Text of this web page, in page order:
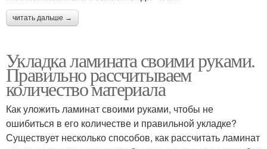
читать дальше →
Укладка ламината своими руками.
Правильно рассчитываем
количество материала
Как уложить ламинат своими руками, чтобы не
ошибиться в его количестве и правильной укладке?
Существует несколько способов, как рассчитать ламинат